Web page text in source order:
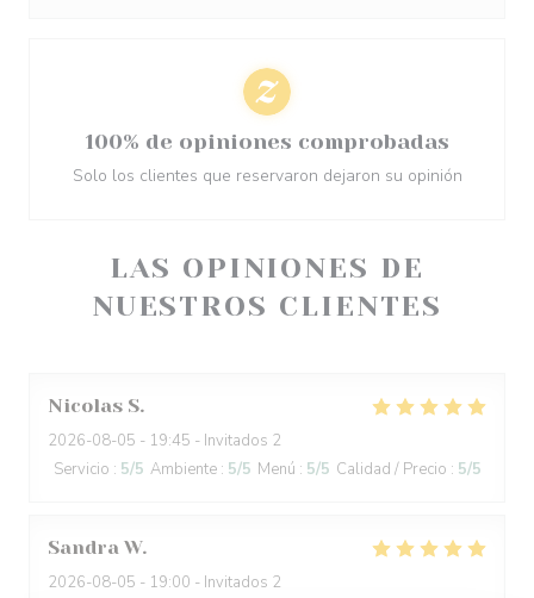
LAS OPINIONES DE
NUESTROS CLIENTES
Nicolas S
2026-08-05 - 19:45 - Invitados 2
Servicio : 5/5 Ambiente : 5/5 Menú : 5/5 Calidad / Precio : 5/5
Sandra W
2026-08-05 - 19:00 - Invitados 2
100% de opiniones comprobadas
Solo los clientes que reservaron dejaron su opinión